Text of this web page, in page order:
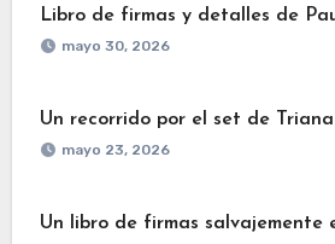
Libro de firmas y detalles de
mayo 30, 2026
Un recorrido por el set de Triana
mayo 23, 2026
Un libro de firmas salvajemente